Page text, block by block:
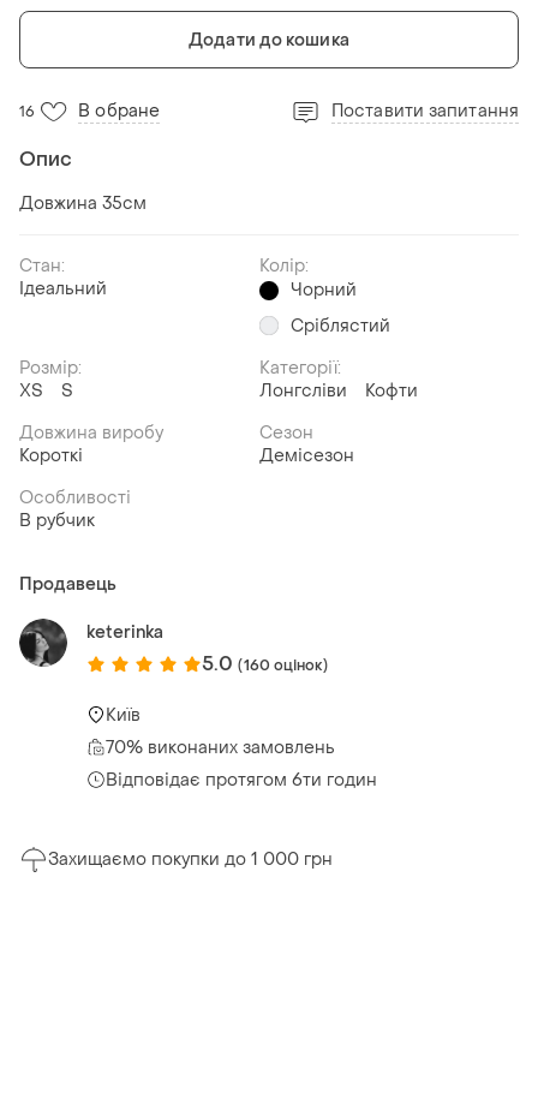
Додати до кошика
16 В обране Поставити запитання
Опис
Довжина 35см
Стан:
Ідеальний
Колір:
Чорний
Сріблястий
Розмір:
ХS
S
Категорії:
Лонгсліви
Кофти
Довжина виробу
Короткі
Сезон
Демісезон
Особливості
В рубчик
Продавець
keterinka
5.0 (160 оцінок)
Київ
70% виконаних замовлень
Відповідає протягом 6ти годин
Захищаємо покупки до 1 000 грн